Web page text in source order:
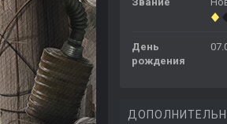
День
рождения